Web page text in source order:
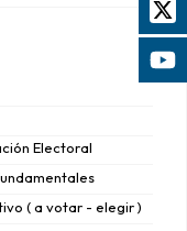
Electoral
( a votar - elegir )